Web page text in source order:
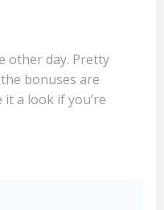
other day. Pretty
bonuses are
a look if you’re